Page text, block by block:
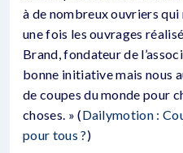
à de nombreux ouvriers
une fois les ouvrages
Brand, fondateur de
bonne initiative mais nous
de coupes du monde pour
choses. » (Dailymotion :
pour tous ?)